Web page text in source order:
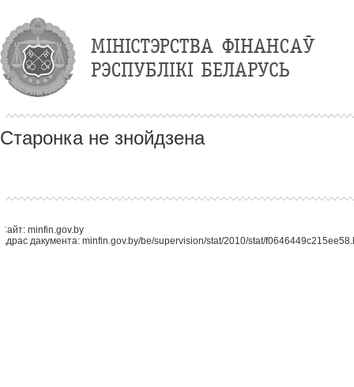
Старонка не знойдзена
Сайт: minfin.gov.by
Адрас дакумента: minfin.gov.by/be/supervision/stat/2010/stat/